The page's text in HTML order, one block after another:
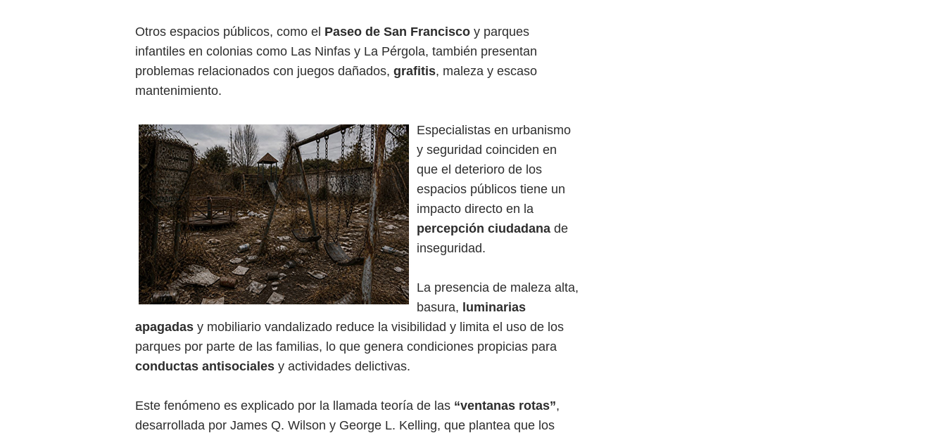
Otros espacios públicos, como el Paseo de San Francisco y parques
infantiles en colonias como Las Ninfas y La Pérgola, también presentan
problemas relacionados con juegos dañados, grafitis, maleza y escaso
mantenimiento.
Especialistas en urbanismo
y seguridad coinciden en
que el deterioro de los
espacios públicos tiene un
impacto directo en la
percepción ciudadana de
inseguridad.
La presencia de maleza alta,
basura, luminarias
apagadas y mobiliario vandalizado reduce la visibilidad y limita el uso de los
parques por parte de las familias, lo que genera condiciones propicias para
conductas antisociales y actividades delictivas.
Este fenómeno es explicado por la llamada teoría de las “ventanas rotas”,
desarrollada por James Q. Wilson y George L. Kelling, que plantea que los